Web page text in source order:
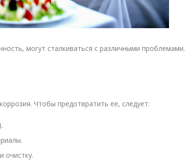
могут сталкиваться с различными проблемами.
Чтобы предотвратить ее, следует:
очистку.